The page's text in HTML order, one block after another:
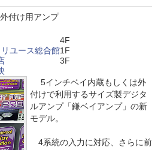
付け用アンプ
4F
ユース総合館1F
3F
5インチベイ内蔵もしくは外
付けで利用するサイズ製デジタ
ルアンプ「鎌ベイアンプ」の新
モデル。
4系統の入力に対応、さらに前